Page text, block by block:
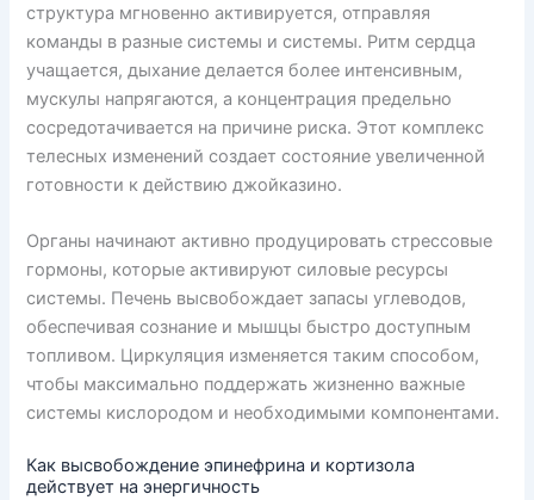
структура мгновенно активируется, отправляя
команды в разные системы и системы. Ритм сердца
учащается, дыхание делается более интенсивным,
мускулы напрягаются, а концентрация предельно
сосредотачивается на причине риска. Этот комплекс
телесных изменений создает состояние увеличенной
готовности к действию джойказино.
Органы начинают активно продуцировать стрессовые
гормоны, которые активируют силовые ресурсы
системы. Печень высвобождает запасы углеводов,
обеспечивая сознание и мышцы быстро доступным
топливом. Циркуляция изменяется таким способом,
чтобы максимально поддержать жизненно важные
системы кислородом и необходимыми компонентами.
Как высвобождение эпинефрина и кортизола
действует на энергичность